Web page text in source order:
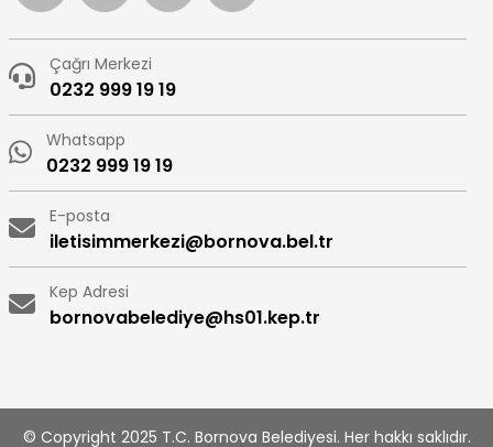
Çağrı Merkezi
0232 999 19 19
Whatsapp
0232 999 19 19
E-posta
iletisimmerkezi@bornova.bel.tr
Kep Adresi
bornovabelediye@hs01.kep.tr
© Copyright 2025 T.C. Bornova Belediyesi. Her hakkı saklıdır.